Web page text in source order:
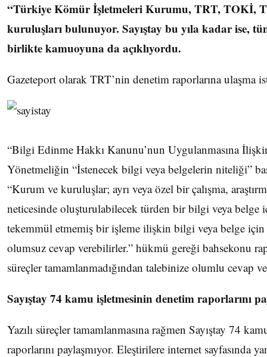
“Türkiye Kömür İşletmeleri Kurumu, TRT, TOKİ,
kuruluşları bulunuyor. Sayıştay bu yıla kadar ise,
birlikte kamuoyuna da açıklıyordu.
Gazeteport olarak TRT’nin denetim raporlarına ulaşma
“Bilgi Edinme Hakkı Kanunu’nun Uygulanmasına
Yönetmeliğin “İstenecek bilgi veya belgelerin niteliği”
“Kurum ve kuruluşlar; ayrı veya özel bir çalışma,
neticesinde oluşturulabilecek türden bir bilgi veya belge
tekemmül etmemiş bir işleme ilişkin bilgi veya belge için
olumsuz cevap verebilirler.” hükmü gereği bahsekonu
süreçler tamamlanmadığından talebinize olumlu cevap
Sayıştay 74 kamu işletmesinin denetim raporlarını
Yazılı süreçler tamamlanmasına rağmen Sayıştay 74
raporlarını paylaşmıyor. Eleştirilere internet sayfasında